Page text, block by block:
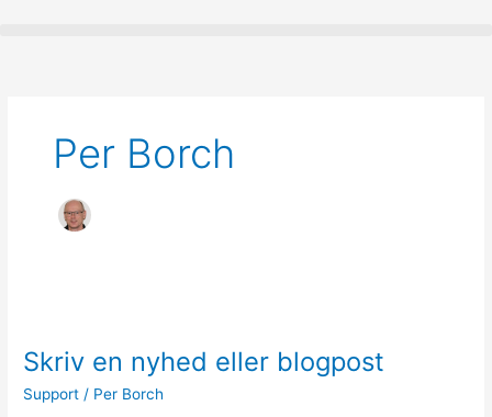
Per Borch
Skriv en nyhed eller blogpost
Support / Per Borch
nyhed
blogpost